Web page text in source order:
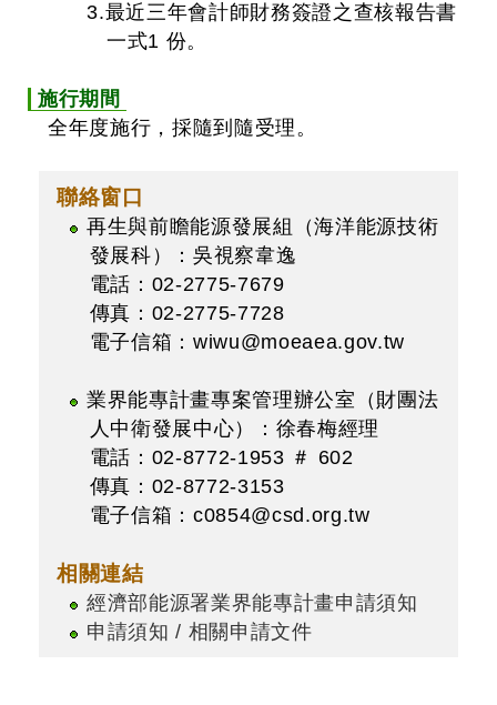
3.最近三年會計師財務簽證之查核報告書
一式1 份。
施行期間
全年度施行，採隨到隨受理。
聯絡窗口
再生與前瞻能源發展組（海洋能源技術
發展科）：吳視察韋逸
電話：02-2775-7679
傳真：02-2775-7728
電子信箱： wiwu@moeaea.gov.tw
業界能專計畫專案管理辦公室（財團法
人中衛發展中心）：徐春梅經理
電話：02-8772-1953 ＃ 602
傳真：02-8772-3153
電子信箱： c0854@csd.org.tw
相關連結
經濟部能源署業界能專計畫申請須知
申請須知 / 相關申請文件